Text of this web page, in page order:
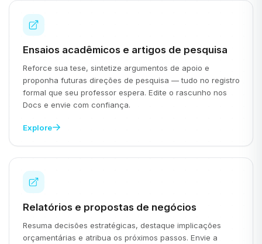
Ensaios acadêmicos e artigos de pesquisa
Reforce sua tese, sintetize argumentos de apoio e
proponha futuras direções de pesquisa — tudo no registro
formal que seu professor espera. Edite o rascunho nos
Docs e envie com confiança.
Explore
Relatórios e propostas de negócios
Resuma decisões estratégicas, destaque implicações
orçamentárias e atribua os próximos passos. Envie a